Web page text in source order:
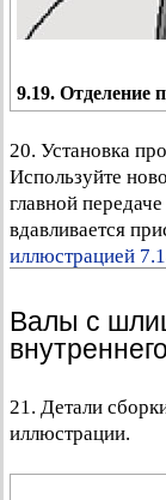
9.19. Отделение
20. Установка
Используйте
главной
вдавливается
иллюстрацией
Валы с
21. Детали
иллюстрации.